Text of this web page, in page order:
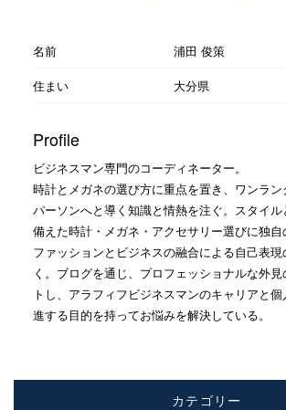
名前
浦田 俊策
住まい
大分県
Profile
ビジネスマン専門のコーディネーター。
時計とメガネの選び方に重点を置き、ワンラン
パーソンへと導く知識と情熱を注ぐ。スタイ
備えた時計・メガネ・アクセサリー選びに独自
ファッションとビジネスの融合による自己表
く。ブログを通じ、プロフェッショナルな外
トし、アラフィフビジネスマンのキャリアと
進する目的を持ってお悩みを解決している。
カテゴリー